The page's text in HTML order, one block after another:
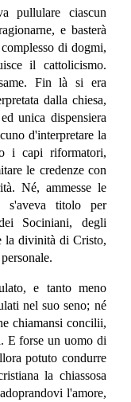
pullulare ciascun
e basterà
di dogmi,
il cattolicismo.
Fin là si era
dalla chiesa,
unica dispensiera
d'interpretare la
i capi riformatori,
le credenze con
Né, ammesse le
titolo per
Sociniani, degli
la divinità di Cristo,
e tanto meno
nel suo seno; né
chiamansi concilii,
E forse un uomo di
potuto condurre
la chiassosa
l'amore,